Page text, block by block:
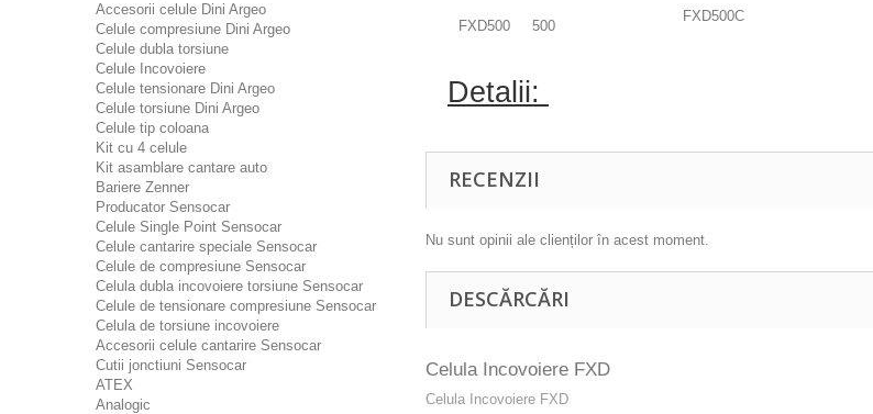
Accesorii celule Dini Argeo
Celule compresiune Dini Argeo
Celule dubla torsiune
Celule Incovoiere
Celule tensionare Dini Argeo
Celule torsiune Dini Argeo
Celule tip coloana
Kit cu 4 celule
Kit asamblare cantare auto
Bariere Zenner
Producator Sensocar
Celule Single Point Sensocar
Celule cantarire speciale Sensocar
Celule de compresiune Sensocar
Celula dubla incovoiere torsiune Sensocar
Celule de tensionare compresiune Sensocar
Celula de torsiune incovoiere
Accesorii celule cantarire Sensocar
Cutii jonctiuni Sensocar
ATEX
Analogic
FXD500 500
FXD500C
Detalii:
RECENZII
Nu sunt opinii ale clienților în acest moment.
DESCĂRCĂRI
Celula Incovoiere FXD
Celula Incovoiere FXD